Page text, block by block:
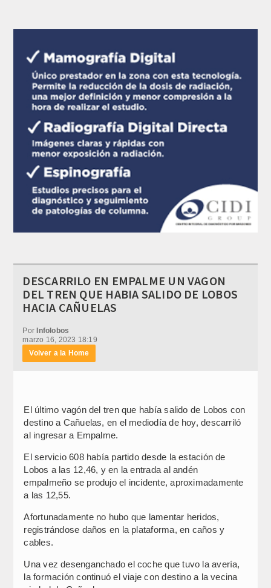
DESCARRILO EN EMPALME UN VAGON
DEL TREN QUE HABIA SALIDO DE LOBOS
HACIA CAÑUELAS
PorInfolobos
marzo 16, 2023 18:19
Volver a la Home
El último vagón del tren que había salido de Lobos con
destino a Cañuelas, en el mediodía de hoy, descarriló
al ingresar a Empalme.
El servicio 608 había partido desde la estación de
Lobos a las 12,46, y en la entrada al andén
empalmeño se produjo el incidente, aproximadamente
a las 12,55.
Afortunadamente no hubo que lamentar heridos,
registrándose daños en la plataforma, en caños y
cables.
Una vez desenganchado el coche que tuvo la avería,
la formación continuó el viaje con destino a la vecina